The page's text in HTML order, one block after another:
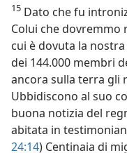
15 Dato che fu
Colui che dovremmo
cui è dovuta la
dei 144.000 membri
ancora sulla terra gli
Ubbidiscono al suo
buona notizia del
abitata in
24:14) Centinaia di